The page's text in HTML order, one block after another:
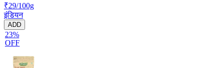
₹29/100g
इंडियन
ADD
23%
OFF